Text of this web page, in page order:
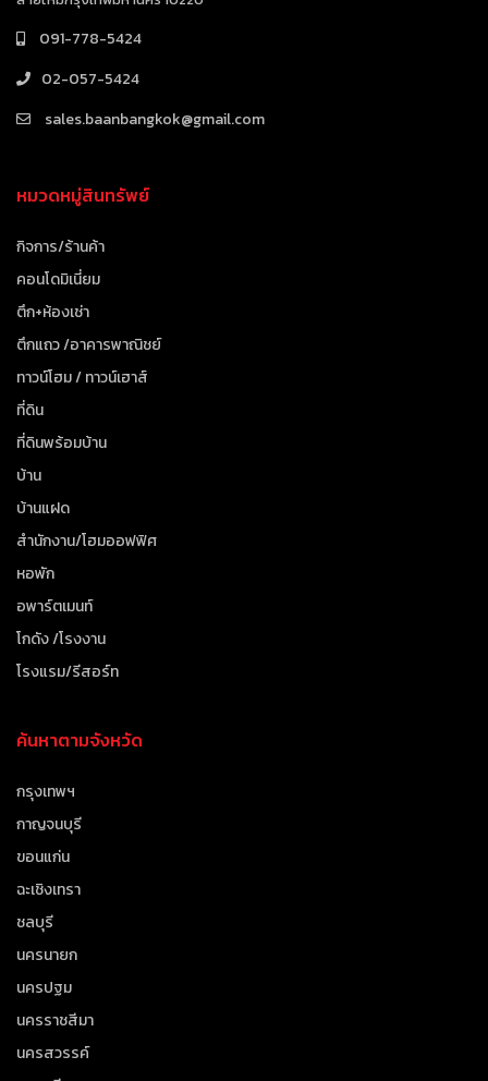
091-778-5424
02-057-5424
sales.baanbangkok@gmail.com
หมวดหมู่สินทรัพย์
กิจการ/ร้านค้า
คอนโดมิเนี่ยม
ตึก+ห้องเช่า
ตึกแถว /อาคารพาณิชย์
ทาวน์โฮม / ทาวน์เฮาส์
ที่ดิน
ที่ดินพร้อมบ้าน
บ้าน
บ้านแฝด
สำนักงาน/โฮมออฟฟิศ
หอพัก
อพาร์ตเมนท์
โกดัง /โรงงาน
โรงแรม/รีสอร์ท
ค้นหาตามจังหวัด
กรุงเทพฯ
กาญจนบุรี
ขอนแก่น
ฉะเชิงเทรา
ชลบุรี
นครนายก
นครปฐม
นครราชสีมา
นครสวรรค์